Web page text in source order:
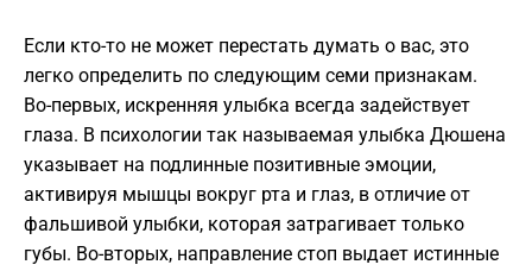
Если кто-то не может перестать думать о вас, это
легко определить по следующим семи признакам.
Во-первых, искренняя улыбка всегда задействует
глаза. В психологии так называемая улыбка Дюшена
указывает на подлинные позитивные эмоции,
активируя мышцы вокруг рта и глаз, в отличие от
фальшивой улыбки, которая затрагивает только
губы. Во-вторых, направление стоп выдает истинные